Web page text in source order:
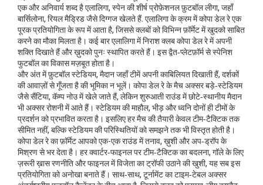
एक और अनिवार्य शब्द हैएलालिगा, स्पेन की शीर्ष प्रोफ़ेशनल फ़ुटबॉल लीगा, जहाँ
बार्सिलोना, रियल मैड्रिड जैसे दिग्गज खेलते हैं. एलालिगा के क्रम में कोपा डेल रे एक
पूरक प्रतियोगिता के रूप में आता है, जिससे क्लबों को विभिन्न फ़ॉर्मेट में खुदको साबित
करने का मौका मिलता है। कई बार एलालिगा में निराश क्लब कोपा डेल रे में अपनी
शक्ति दिखाते हैं और ख़ुदको पुनः स्थापित करते हैं। इस द्वैत‑प्लेटफ़ॉर्म से स्पेनिश
फुटबॉल का विकास मज़बूत होता है।
और अंत मेंफ़ुटबॉल स्टेडियम, मैदान जहाँ टीमें अपनी काबिलियत दिखाती हैं, दर्शकों
की आवाज़ों से गूँजता हैकी भूमिका न भूलें। कोपा डेल रे के मैच अक्सर बड़े‑स्टेडियम
जैसे सैंटिया, कॅम्प नोउ में खेले जाते हैं, लेकिन शुरुआती राउंड में छोटे‑स्थानीय मैदान
भी अक्सर रोशनी में आते हैं। स्टेडियम की माहौल, भीड़ और ध्वनि दोनों ही टीमों के
प्रदर्शन को प्रभावित करता है। इसलिए हर मैच की तैयारी केवल टीम‑टैक्टिक तक
सीमित नहीं, बल्कि स्टेडियम की परिस्थितियों को समझने तक भी विस्तृत होती है।
कोपा डेल रे का फ़ॉर्मेट आपको एक-एक राउंड में तनाव, ख़ुशी और अप‑ड्रॉप के
मिश्रण से भर देता है। हर क्वार्टर‑फाइनल पर टीम‑टैक्टिक का बदलना, गॉले के लिए
ज़रूरी ख़ास रणनीति और फाइनल में विजेता का ट्रॉफी उठाने की खुशी, यह सब इस
प्रतियोगिता को अनोखा बनाते हैं। साथ‑साथ, टूर्नामेंट का टाइम‑टेबल अक्सर